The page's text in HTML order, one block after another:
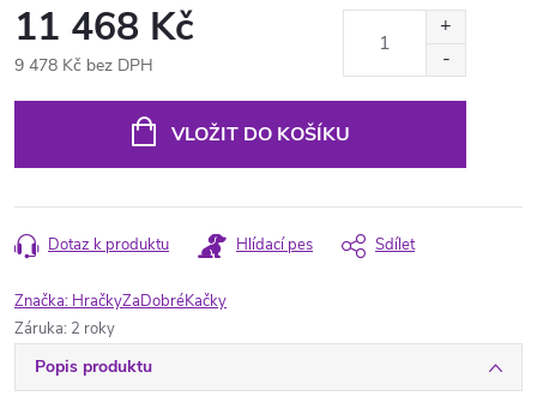
11 468 Kč
9 478 Kč bez DPH
VLOŽIT DO KOŠÍKU
Dotaz k produktu Hlídací pes Sdílet
Značka: HračkyZaDobréKačky
Záruka: 2 roky
Popis produktu